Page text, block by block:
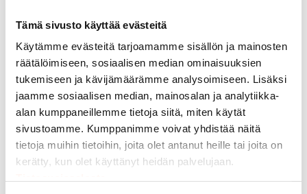
Tämä sivusto käyttää evästeitä
Käytämme evästeitä tarjoamamme sisällön ja mainosten
räätälöimiseen, sosiaalisen median ominaisuuksien
tukemiseen ja kävijämäärämme analysoimiseen. Lisäksi
jaamme sosiaalisen median, mainosalan ja analytiikka-
alan kumppaneillemme tietoja siitä, miten käytät
sivustoamme. Kumppanimme voivat yhdistää näitä
tietoja muihin tietoihin, joita olet antanut heille tai joita on
kerätty, kun olet käyttänyt heidän palvelujaan.
moneen tarkoitukseen. Yli 6 000
Talliosakkeesta unelmiensa autotallin,
varaston, työpajan – jopa kuntosalin.
15 + vuotta kokemusta
Monikäyttöiset tilamme sopivat